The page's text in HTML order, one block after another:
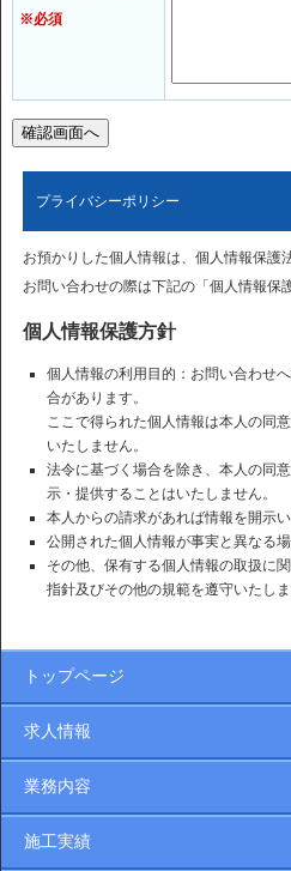
※必須
プライバシーポリシー
お預かりした個人情報は、個人情報保護
お問い合わせの際は下記の「個人情報保
個人情報保護方針
個人情報の利用目的：お問い合わせ
合があります。
ここで得られた個人情報は本人の同
いたしません。
法令に基づく場合を除き、本人の同
示・提供することはいたしません。
本人からの請求があれば情報を開示い
公開された個人情報が事実と異なる
その他、保有する個人情報の取扱に
指針及びその他の規範を遵守いたしま
トップページ
求人情報
業務内容
施工実績